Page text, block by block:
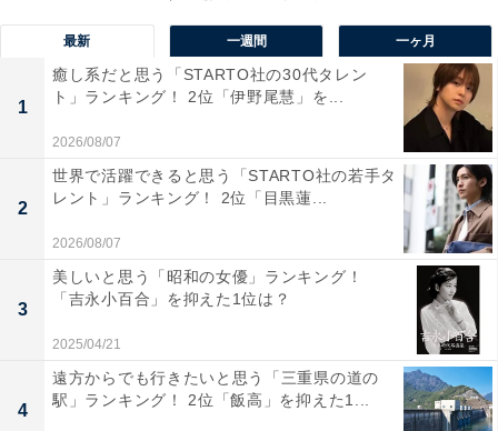
1位：佐藤健／88票
最新 一週間 一ヶ月
1
癒し系だと思う「STARTO社の30代タレン
ト」ランキング！ 2位「伊野尾慧」を...
2026/08/07
2
世界で活躍できると思う「STARTO社の若手タ
レント」ランキング！ 2位「目黒蓮...
2026/08/07
3
美しいと思う「昭和の女優」ランキング！
「吉永小百合」を抑えた1位は？
2025/04/21
4
遠方からでも行きたいと思う「三重県の道の
駅」ランキング！ 2位「飯高」を抑えた1...